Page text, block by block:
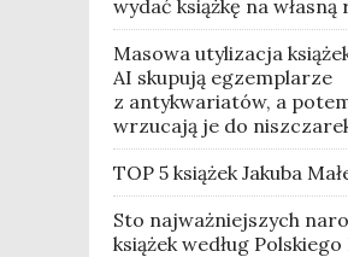
wydać książkę na własną
Masowa utylizacja
AI skupują egzemplarze
z antykwariatów, a
wrzucają je do
TOP 5 książek Jakuba
Sto najważniejszych
książek według Polskiego